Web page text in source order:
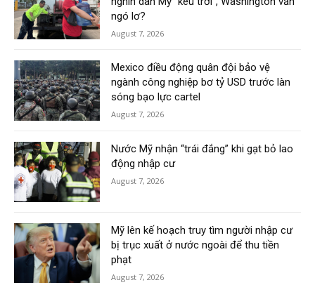
ngó lơ?
August 7, 2026
Mexico điều động quân đội bảo vệ
ngành công nghiệp bơ tỷ USD trước làn
sóng bạo lực cartel
August 7, 2026
Nước Mỹ nhận “trái đắng” khi gạt bỏ lao
động nhập cư
August 7, 2026
Mỹ lên kế hoạch truy tìm người nhập cư
bị trục xuất ở nước ngoài để thu tiền
phạt
August 7, 2026